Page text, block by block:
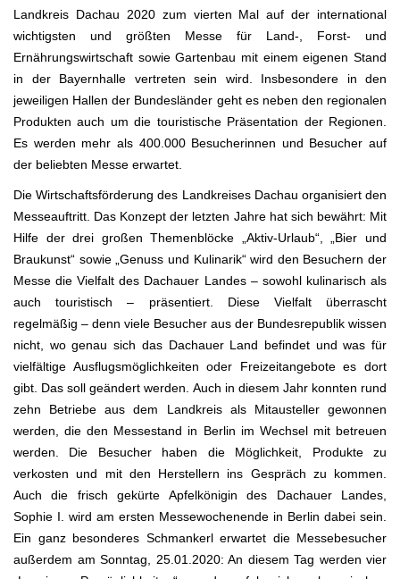
Landkreis Dachau 2020 zum vierten Mal auf der international
wichtigsten und größten Messe für Land-, Forst- und
Ernährungswirtschaft sowie Gartenbau mit einem eigenen Stand
in der Bayernhalle vertreten sein wird. Insbesondere in den
jeweiligen Hallen der Bundesländer geht es neben den regionalen
Produkten auch um die touristische Präsentation der Regionen.
Es werden mehr als 400.000 Besucherinnen und Besucher auf
der beliebten Messe erwartet.
Die Wirtschaftsförderung des Landkreises Dachau organisiert den
Messeauftritt. Das Konzept der letzten Jahre hat sich bewährt: Mit
Hilfe der drei großen Themenblöcke „Aktiv-Urlaub“, „Bier und
Braukunst“ sowie „Genuss und Kulinarik“ wird den Besuchern der
Messe die Vielfalt des Dachauer Landes – sowohl kulinarisch als
auch touristisch – präsentiert. Diese Vielfalt überrascht
regelmäßig – denn viele Besucher aus der Bundesrepublik wissen
nicht, wo genau sich das Dachauer Land befindet und was für
vielfältige Ausflugsmöglichkeiten oder Freizeitangebote es dort
gibt. Das soll geändert werden. Auch in diesem Jahr konnten rund
zehn Betriebe aus dem Landkreis als Mitausteller gewonnen
werden, die den Messestand in Berlin im Wechsel mit betreuen
werden. Die Besucher haben die Möglichkeit, Produkte zu
verkosten und mit den Herstellern ins Gespräch zu kommen.
Auch die frisch gekürte Apfelkönigin des Dachauer Landes,
Sophie I. wird am ersten Messewochenende in Berlin dabei sein.
Ein ganz besonderes Schmankerl erwartet die Messebesucher
außerdem am Sonntag, 25.01.2020: An diesem Tag werden vier